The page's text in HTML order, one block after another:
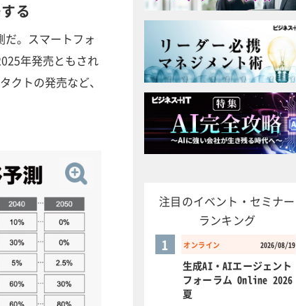
る
。スマートフォ
年発売ともされ
クトの発売など、
注目のイベント・セミナー
ランキング
オンライン 2026/08/19
1
生成AI・AIエージェント
フォーラム Online 2026
夏